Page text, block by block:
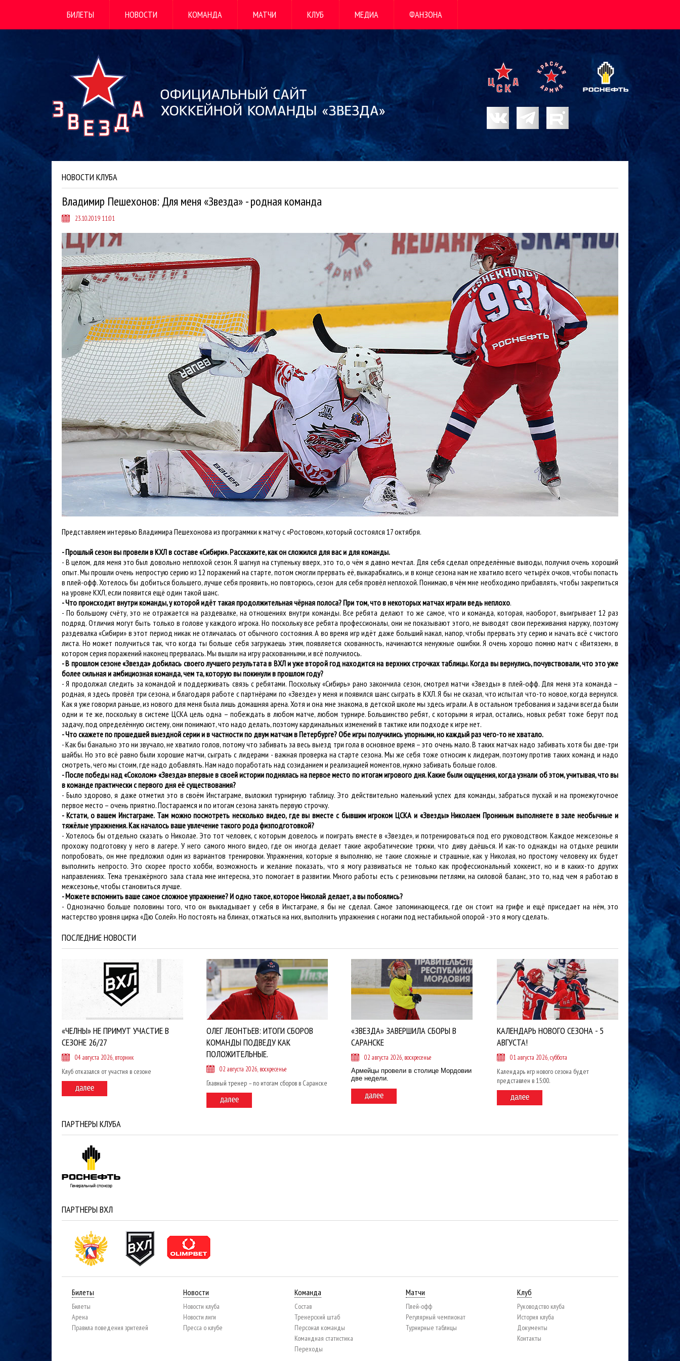
БИЛЕТЫ НОВОСТИ КОМАНДА МАТЧИ КЛУБ МЕДИА ФАНЗОНА
НОВОСТИ КЛУБА
Владимир Пешехонов: Для меня «Звезда» - родная команда
23.10.2019 11:01
Представляем интервью Владимира Пешехонова из программки к матчу с«Ростовом», который состоялся 17 октября.
- Прошлый сезон вы провели в КХЛ в составе «Сибири». Расскажите, как он сложился для вас и для команды.
- В целом, для меня это был довольно неплохой сезон. Я шагнул на ступеньку вверх, это то, о чём я давно мечтал. Для себя сделал определённые выводы, получил очень хороший
опыт. Мы прошли очень непростую серию из 12 поражений на старте, потом смогли прервать её, выкарабкались, и в конце сезона нам не хватило всего четырёх очков, чтобы попасть
в плей-офф. Хотелось бы добиться большего, лучше себя проявить, но повторюсь, сезон для себя провёл неплохой. Понимаю, в чём мне необходимо прибавлять, чтобы закрепиться
на уровне КХЛ, если появится ещё один такой шанс.
- Что происходит внутри команды, у которой идёт такая продолжительная чёрная полоса? При том, что в некоторых матчах играли ведь неплохо.
- По большому счёту, это не отражается на раздевалке, на отношениях внутри команды. Все ребята делают то же самое, что и команда, которая, наоборот, выигрывает 12 раз
подряд. Отличия могут быть только в голове у каждого игрока. Но поскольку все ребята профессионалы, они не показывают этого, не выводят свои переживания наружу, поэтому
раздевалка «Сибири» в этот период никак не отличалась от обычного состояния. А во время игр идёт даже больший накал, напор, чтобы прервать эту серию и начать всё с чистого
листа. Но может получиться так, что когда ты больше себя загружаешь этим, появляется скованность, начинаются ненужные ошибки. Я очень хорошо помню матч с «Витязем», в
котором серия поражений наконец прервалась. Мы вышли на игру раскованными, и всё получилось.
- В прошлом сезоне «Звезда» добилась своего лучшего результата в ВХЛ и уже второй год находится на верхних строчках таблицы. Когда вы вернулись, почувствовали, что это уже
более сильная и амбициозная команда, чем та, которую вы покинули в прошлом году?
- Я продолжал следить за командой и поддерживать связь с ребятами. Поскольку «Сибирь» рано закончила сезон, смотрел матчи «Звезды» в плей-офф. Для меня эта команда –
родная, я здесь провёл три сезона, и благодаря работе с партнёрами по «Звезде» у меня и появился шанс сыграть в КХЛ. Я бы не сказал, что испытал что-то новое, когда вернулся.
Как я уже говорил раньше, из нового для меня была лишь домашняя арена. Хотя и она мне знакома, в детской школе мы здесь играли. А в остальном требования и задачи всегда были
одни и те же, поскольку в системе ЦСКА цель одна – побеждать в любом матче, любом турнире. Большинство ребят, с которыми я играл, остались, новых ребят тоже берут под
задачу, под определённую систему, они понимают, что надо делать, поэтому кардинальных изменений в тактике или подходе к игре нет.
- Что скажете по прошедшей выездной серии и в частности по двум матчам в Петербурге? Обе игры получились упорными, но каждый раз чего-то не хватало.
- Как бы банально это ни звучало, не хватило голов, потому что забивать за весь выезд три гола в основное время – это очень мало. В таких матчах надо забивать хотя бы две-три
шайбы. Но это всё равно были хорошие матчи, сыграть с лидерами - важная проверка на старте сезона. Мы же себя тоже относим к лидерам, поэтому против таких команд и надо
смотреть, чего мы стоим, где надо добавлять. Нам надо поработать над созиданием и реализацией моментов, нужно забивать больше голов.
- После победы над «Соколом» «Звезда» впервые в своей истории поднялась на первое место по итогам игрового дня. Какие были ощущения, когда узнали об этом, учитывая, что вы
в команде практически с первого дня её существования?
- Было здорово, я даже отметил это в своём Инстаграме, выложил турнирную таблицу. Это действительно маленький успех для команды, забраться пускай и на промежуточное
первое место – очень приятно. Постараемся и по итогам сезона занять первую строчку.
- Кстати, о вашем Инстаграме. Там можно посмотреть несколько видео, где вы вместе с бывшим игроком ЦСКА и «Звезды» Николаем Прониным выполняете в зале необычные и
тяжёлые упражнения. Как началось ваше увлечение такого рода физподготовкой?
- Хотелось бы отдельно сказать о Николае. Это тот человек, с которым довелось и поиграть вместе в «Звезде», и потренироваться под его руководством. Каждое межсезонье я
прохожу подготовку у него в лагере. У него самого много видео, где он иногда делает такие акробатические трюки, что диву даёшься. И как-то однажды на отдыхе решили
попробовать, он мне предложил один из вариантов тренировки. Упражнения, которые я выполняю, не такие сложные и страшные, как у Николая, но простому человеку их будет
выполнить непросто. Это скорее просто хобби, возможность и желание показать, что я могу развиваться не только как профессиональный хоккеист, но и в каких-то других
направлениях. Тема тренажёрного зала стала мне интересна, это помогает в развитии. Много работы есть с резиновыми петлями, на силовой баланс, это то, над чем я работаю в
межсезонье, чтобы становиться лучше.
- Можете вспомнить ваше самое сложное упражнение? И одно такое, которое Николай делает, а вы побоялись?
- Однозначно больше половины того, что он выкладывает у себя в Инстаграме, я бы не сделал. Самое запоминающееся, где он стоит на грифе и ещё приседает на нём, это
мастерство уровня цирка «Дю Солей». Но постоять на блинах, отжаться на них, выполнить упражнения с ногами под нестабильной опорой - это я могу сделать.
ПОСЛЕДНИЕ НОВОСТИ
«ЧЕЛНЫ» НЕ ПРИМУТ УЧАСТИЕ В
СЕЗОНЕ 26/27
04 августа 2026, вторник
Клуб отказался от участия в сезоне
ОЛЕГ ЛЕОНТЬЕВ: ИТОГИ СБОРОВ
КОМАНДЫ ПОДВЕДУ КАК
ПОЛОЖИТЕЛЬНЫЕ.
02 августа 2026, воскресенье
Главный тренер – по итогам сборов в Саранске
«ЗВЕЗДА» ЗАВЕРШИЛА СБОРЫ В
САРАНСКЕ
02 августа 2026, воскресенье
Армейцы провели в столице Мордовии
две недели.
КАЛЕНДАРЬ НОВОГО СЕЗОНА - 5
АВГУСТА!
01 августа 2026, суббота
Календарь игр нового сезона будет
представлен в 15:00.
ПАРТНЕРЫ КЛУБА
ПАРТНЕРЫ ВХЛ
Билеты
Билеты
Арена
Правила поведения зрителей
Новости
Новости клуба
Новости лиги
Пресса о клубе
Команда
Состав
Тренерский штаб
Персонал команды
Командная статистика
Переходы
Матчи
Плей-офф
Регулярный чемпионат
Турнирные таблицы
Клуб
Руководство клуба
История клуба
Документы
Контакты